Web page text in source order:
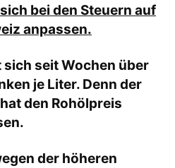
bei den Steuern auf
anpassen.
seit Wochen über
je Liter. Denn der
den Rohölpreis
der höheren